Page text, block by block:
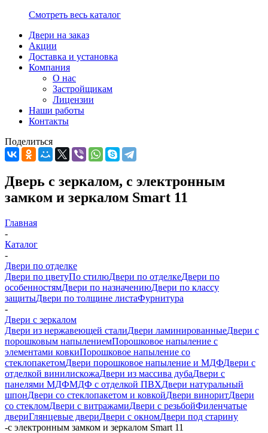
Смотреть весь каталог
Двери на заказ
Акции
Доставка и установка
Компания
О нас
Застройщикам
Лицензии
Наши работы
Контакты
Поделиться
Дверь с зеркалом, с электронным
замком и зеркалом Smart 11
Главная
-
Каталог
-
Двери по отделке
Двери по цветуПо стилюДвери по отделкеДвери по
особенностямДвери по назначениюДвери по классу
защитыДвери по толщине листаФурнитура
-
Двери с зеркалом
Двери из нержавеющей сталиДвери ламинированныеДвери с
порошковым напылениемПорошковое напыление с
элементами ковкиПорошковое напыление со
стеклопакетомДвери порошковое напыление и МДФДвери с
отделкой винилискожаДвери из массива дубаДвери с
панелями МДФМДФ с отделкой ПВХДвери натуральный
шпонДвери со стеклопакетом и ковкойДвери виноритДвери
со стекломДвери с витражамиДвери с резьбойФиленчатые
двериГлянцевые двериДвери с окномДвери под старину
-с электронным замком и зеркалом Smart 11